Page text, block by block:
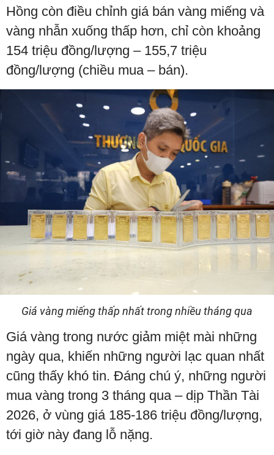
Hồng còn điều chỉnh giá bán vàng miếng và
vàng nhẫn xuống thấp hơn, chỉ còn khoảng
154 triệu đồng/lượng – 155,7 triệu
đồng/lượng (chiều mua – bán).
Giá vàng miếng thấp nhất trong nhiều tháng qua
Giá vàng trong nước giảm miệt mài những
ngày qua, khiến những người lạc quan nhất
cũng thấy khó tin. Đáng chú ý, những người
mua vàng trong 3 tháng qua – dịp Thần Tài
2026, ở vùng giá 185-186 triệu đồng/lượng,
tới giờ này đang lỗ nặng.